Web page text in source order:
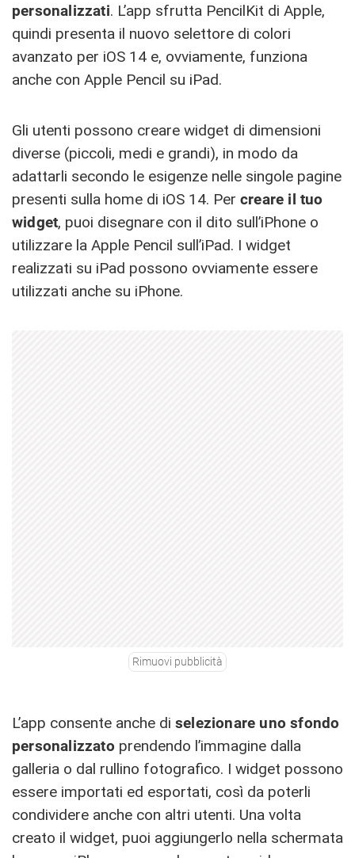
personalizzati. L’app sfrutta PencilKit di Apple,
quindi presenta il nuovo selettore di colori
avanzato per iOS 14 e, ovviamente, funziona
anche con Apple Pencil su iPad.
Gli utenti possono creare widget di dimensioni
diverse (piccoli, medi e grandi), in modo da
adattarli secondo le esigenze nelle singole pagine
presenti sulla home di iOS 14. Per creare il tuo
widget, puoi disegnare con il dito sull’iPhone o
utilizzare la Apple Pencil sull’iPad. I widget
realizzati su iPad possono ovviamente essere
utilizzati anche su iPhone.
Rimuovi pubblicità
L’app consente anche di selezionare uno sfondo
personalizzato prendendo l’immagine dalla
galleria o dal rullino fotografico. I widget possono
essere importati ed esportati, così da poterli
condividere anche con altri utenti. Una volta
creato il widget, puoi aggiungerlo nella schermata